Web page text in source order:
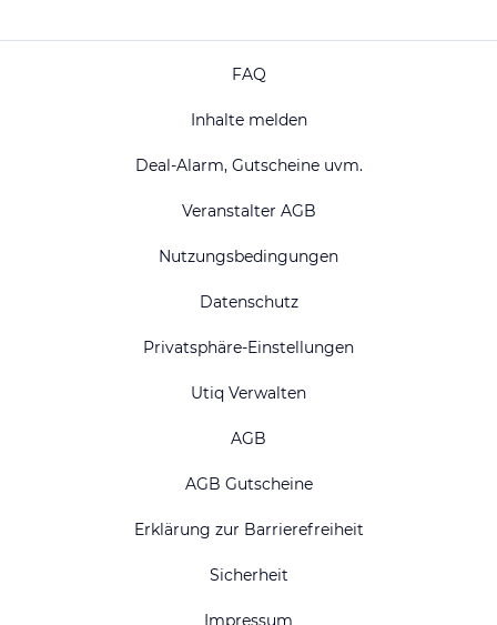
FAQ
Inhalte melden
Deal-Alarm, Gutscheine uvm.
Veranstalter AGB
Nutzungsbedingungen
Datenschutz
Privatsphäre-Einstellungen
Utiq Verwalten
AGB
AGB Gutscheine
Erklärung zur Barrierefreiheit
Sicherheit
Impressum